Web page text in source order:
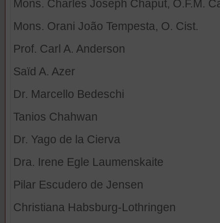
Mons. Charles Joseph Chaput, O.F.M.
Mons. Orani João Tempesta, O. Cist.
Prof. Carl A. Anderson
Saïd A. Azer
Dr. Marcello Bedeschi
Tanios Chahwan
Dr. Yago de la Cierva
Dra. Irene Egle Laumenskaite
Pilar Escudero de Jensen
Christiana Habsburg-Lothringen